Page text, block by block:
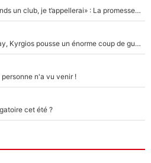
Mercato - OM - «Dès que je prends un club, je t’appellerai» : La promesse de Marcelino au moment de claquer la porte
Victime de racisme contre Murray, Kyrgios pousse un énorme coup de gueule !
n'a vu venir !
cet été ?